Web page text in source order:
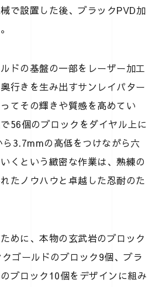
で設置した後、ブラックPVD加
ドの基盤の一部をレーザー加工
行きを生み出すサンレイパター
てその輝きや質感を高めてい
56個のブロックをダイヤル上に
3.7mmの高低をつけながら六
くという緻密な作業は、熟練の
たノウハウと卓越した忍耐のた
めに、本物の玄武岩のブロック
ゴールドのブロック9個、ブラ
ブロック10個をデザインに組み